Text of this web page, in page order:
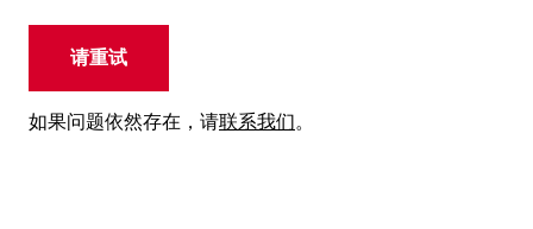
请重试
如果问题依然存在，请联系我们。